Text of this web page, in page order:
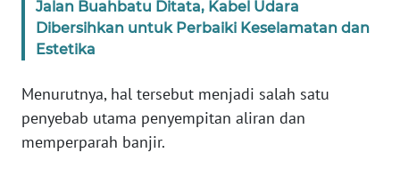
Jalan Buahbatu Ditata, Kabel Udara
Dibersihkan untuk Perbaiki Keselamatan dan
Estetika
Menurutnya, hal tersebut menjadi salah satu
penyebab utama penyempitan aliran dan
memperparah banjir.
WN
WN